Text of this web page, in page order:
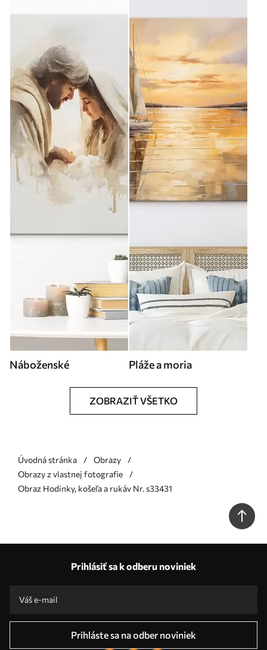
Náboženské Pláže a moria
ZOBRAZIŤ VŠETKO
Úvodná stránka
Obrazy
Obrazy z vlastnej fotografie
Obraz Hodinky, košeľa a rukáv Nr. s33431
Prihlásiť sa k odberu noviniek
Prihláste sa na odber noviniek